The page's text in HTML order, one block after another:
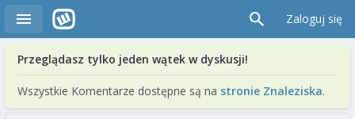
Zaloguj się
Przeglądasz tylko jeden wątek w dyskusji!
Wszystkie Komentarze dostępne są na stronie Znaleziska.